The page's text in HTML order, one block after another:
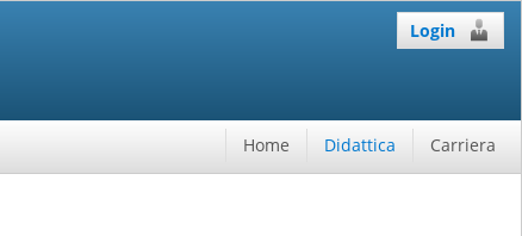
Login
Home Didattica Carriera